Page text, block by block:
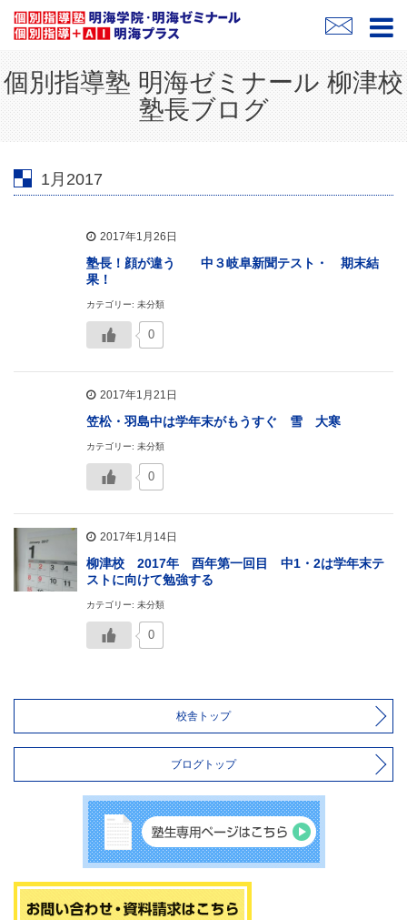
個別指導塾 明海ゼミナール 柳津校
塾長ブログ
1月2017
2017年1月26日
塾長！顔が違う 中３岐阜新聞テスト・ 期末結
果！
カテゴリー: 未分類
0
2017年1月21日
笠松・羽島中は学年末がもうすぐ 雪 大寒
カテゴリー: 未分類
0
2017年1月14日
柳津校 2017年 酉年第一回目 中1・2は学年末テ
ストに向けて勉強する
カテゴリー: 未分類
0
校舎トップ
ブログトップ